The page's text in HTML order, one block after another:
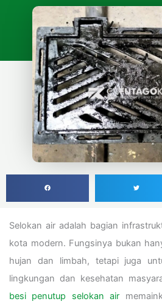
Selokan air adalah bagian
kota modern. Fungsinya bukan
hujan dan limbah, tetapi juga
lingkungan dan kesehatan
besi penutup selokan air